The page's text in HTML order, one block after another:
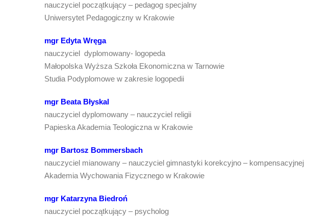
nauczyciel początkujący – pedagog specjalny
Uniwersytet Pedagogiczny w Krakowie
mgr Edyta Wręga
nauczyciel dyplomowany- logopeda
Małopolska Wyższa Szkoła Ekonomiczna w Tarnowie
Studia Podyplomowe w zakresie logopedii
mgr Beata Błyskal
nauczyciel dyplomowany – nauczyciel religii
Papieska Akademia Teologiczna w Krakowie
mgr Bartosz Bommersbach
nauczyciel mianowany – nauczyciel gimnastyki korekcyjno – kompensacyjnej
Akademia Wychowania Fizycznego w Krakowie
mgr Katarzyna Biedroń
nauczyciel początkujący – psycholog